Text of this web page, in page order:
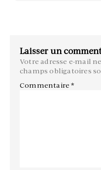
Laisser un
Votre adresse e-mail
champs obligatoires
Commentaire*